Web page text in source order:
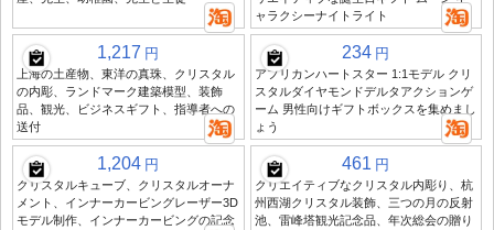
ャラクシーナイトライト
1,217 円
上海の土産物、東洋の真珠、クリスタル
の内彫、ランドマーク建築模型、装飾
品、観光、ビジネスギフト、指導者への
送付
234 円
アフリカンハートスター 1:1モデル クリ
スタルダイヤモンドデルタアクションゲ
ーム 男性向けギフトボックスを集めまし
ょう
1,204 円
クリスタルキューブ、クリスタルオーナ
メント、インナーカービングレーザー3D
モデル制作、インナーカービングの記念
461 円
クリエイティブなクリスタル内彫り、杭
州西湖クリスタル装飾、三つの月の反射
池、雷峰塔観光記念品、年次総会の贈り